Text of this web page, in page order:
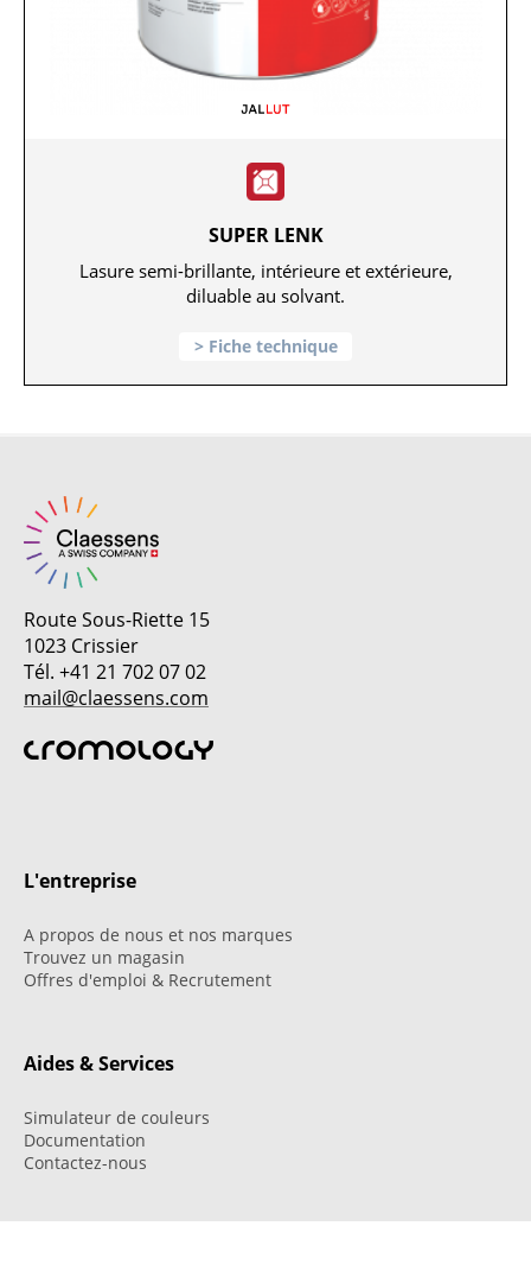
SUPER LENK
Lasure semi-brillante, intérieure et extérieure,
diluable au solvant.
Fiche technique
Route Sous-Riette 15
1023 Crissier
Tél. +41 21 702 07 02
mail@claessens.com
L'entreprise
A propos de nous et nos marques
Trouvez un magasin
Offres d'emploi & Recrutement
Aides & Services
Simulateur de couleurs
Documentation
Contactez-nous